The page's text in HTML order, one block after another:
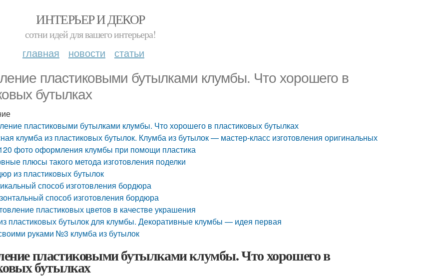
ИНТЕРЬЕР И ДЕКОР
сотни идей для вашего интерьера!
главная новости статьи
пластиковыми бутылками клумбы. Что хорошего в
бутылках
пластиковыми бутылками клумбы. Что хорошего в пластиковых бутылках
клумба из пластиковых бутылок. Клумба из бутылок — мастер-класс изготовления оригинальных
фото оформления клумбы при помощи пластика
плюсы такого метода изготовления поделки
из пластиковых бутылок
способ изготовления бордюра
способ изготовления бордюра
пластиковых цветов в качестве украшения
пластиковых бутылок для клумбы. Декоративные клумбы — идея первая
руками №3 клумба из бутылок
пластиковыми бутылками клумбы. Что хорошего в
бутылках